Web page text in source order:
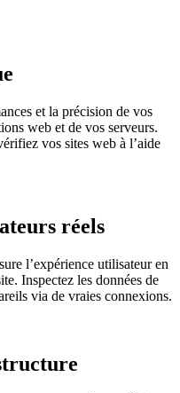
et la précision de vos
web et de vos serveurs.
vos sites web à l’aide
réels
l’expérience utilisateur en
Inspectez les données de
via de vraies connexions.